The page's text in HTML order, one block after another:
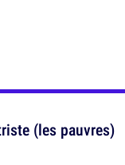
(les pauvres)